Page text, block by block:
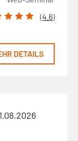
(4.6)
DETAILS